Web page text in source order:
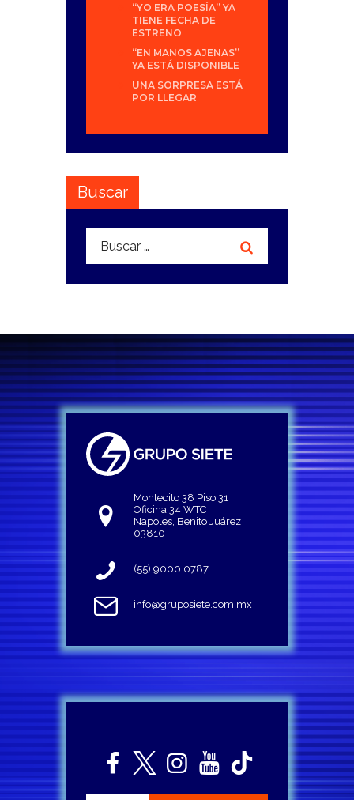
“YO ERA POESÍA” YA
TIENE FECHA DE
ESTRENO
“EN MANOS AJENAS”
YA ESTÁ DISPONIBLE
UNA SORPRESA ESTÁ
POR LLEGAR
Buscar
Buscar:
Montecito 38 Piso 31
Oficina 34 WTC
Napoles, Benito Juárez
03810
(55) 9000 0787
info@gruposiete.com.mx